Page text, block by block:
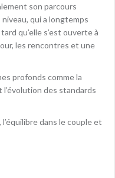
son parcours
qui a longtemps
qu’elle s’est ouverte à
les rencontres et une
profonds comme la
des standards
dans le couple et